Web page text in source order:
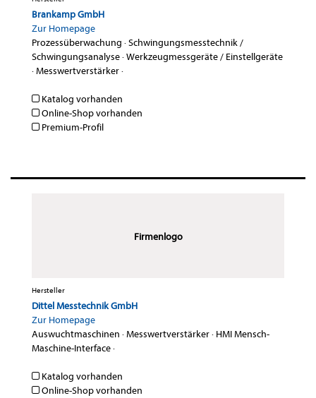
Brankamp GmbH
Zur Homepage
Prozessüberwachung ·Schwingungsmesstechnik /
Schwingungsanalyse·Werkzeugmessgeräte / Einstellgeräte
·Messwertverstärker·
Katalog vorhanden
Online-Shop vorhanden
Premium-Profil
Firmenlogo
Hersteller
Dittel Messtechnik GmbH
Zur Homepage
Auswuchtmaschinen ·Messwertverstärker· HMI Mensch-
Maschine-Interface·
Katalog vorhanden
Online-Shop vorhanden